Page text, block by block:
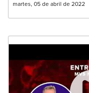
martes, 05 de abril de 2022